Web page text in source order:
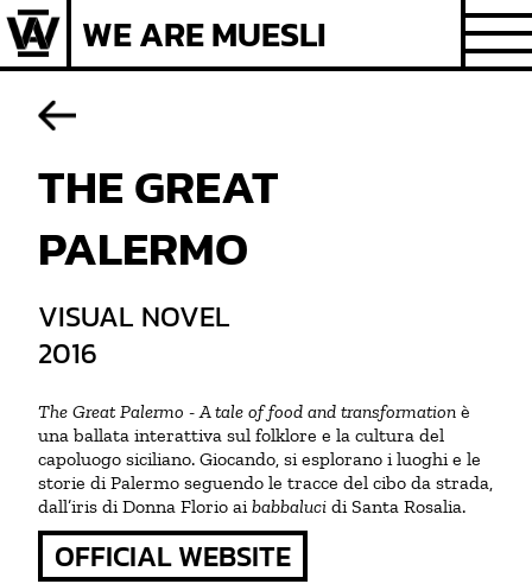
Skip
to
content
WE ARE MUESLI
THE GREAT
PALERMO
VISUAL NOVEL
2016
The Great Palermo - A tale of food and transformation è
una ballata interattiva sul folklore e la cultura del
capoluogo siciliano. Giocando, si esplorano i luoghi e le
storie di Palermo seguendo le tracce del cibo da strada,
dall’iris di Donna Florio aibabbaluci di Santa Rosalia.
OFFICIAL WEBSITE